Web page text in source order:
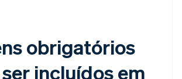
obrigatórios
incluídos em